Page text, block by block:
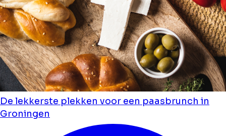
De lekkerste plekken voor een paasbrunch in
Groningen